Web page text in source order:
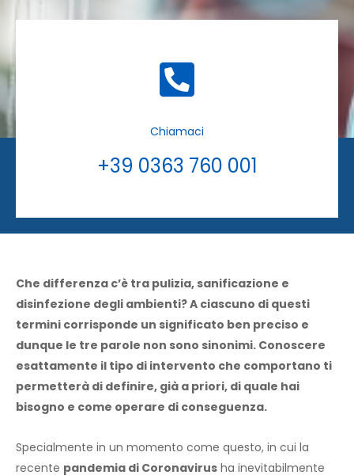
Chiamaci
+39 0363 760 001
Che differenza c’è tra pulizia, sanificazione e
disinfezione degli ambienti? A ciascuno di questi
termini corrisponde un significato ben preciso e
dunque le tre parole non sono sinonimi. Conoscere
esattamente il tipo di intervento che comportano ti
permetterà di definire, già a priori, di quale hai
bisogno e come operare di conseguenza.
Specialmente in un momento come questo, in cui la
recente pandemia di Coronavirus ha inevitabilmente